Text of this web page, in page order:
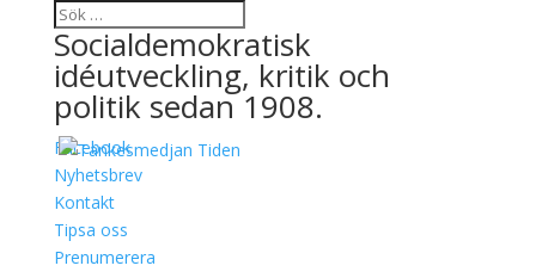
Socialdemokratisk
idéutveckling, kritik och
politik sedan 1908.
Facebook
Nyhetsbrev
Kontakt
Tipsa oss
Prenumerera
Bör naturen ha
rättigheter?
4 oktober, 2017